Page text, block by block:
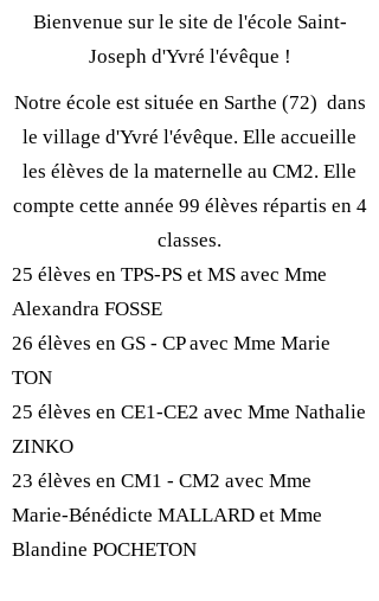
Bienvenue sur le site de l'école Saint-
Joseph d'Yvré l'évêque !
Notre école est située en Sarthe (72) dans
le village d'Yvré l'évêque. Elle accueille
les élèves de la maternelle au CM2. Elle
compte cette année 99 élèves répartis en 4
classes.
25 élèves en TPS-PS et MS avec Mme
Alexandra FOSSE
26 élèves en GS - CP avec Mme Marie
TON
25 élèves en CE1-CE2 avec Mme Nathalie
ZINKO
23 élèves en CM1 - CM2 avec Mme
Marie-Bénédicte MALLARD et Mme
Blandine POCHETON